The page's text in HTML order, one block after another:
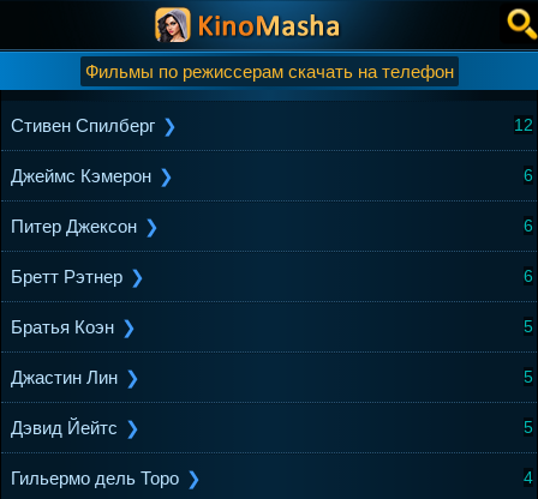
Фильмы по режиссерам скачать на телефон
Стивен Спилберг 12
Джеймс Кэмерон 6
Питер Джексон 6
Бретт Рэтнер 6
Братья Коэн 5
Джастин Лин 5
Дэвид Йейтс 5
Гильермо дель Торо 4